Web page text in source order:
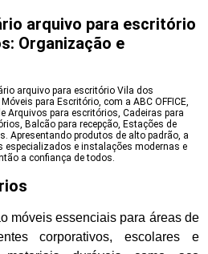
arquivo para escritório
Organização e
arquivo para escritório Vila dos
para Escritório, com a ABC OFFICE,
Arquivos para escritórios, Cadeiras para
Balcão para recepção, Estações de
Apresentando produtos de alto padrão, a
especializados e instalações modernas e
a confiança de todos.
móveis essenciais para áreas de
corporativos, escolares e